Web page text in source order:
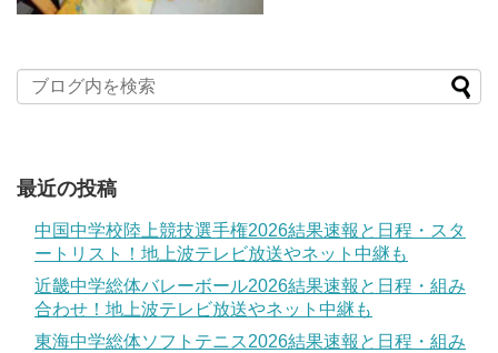
最近の投稿
中国中学校陸上競技選手権2026結果速報と日程・スタ
ートリスト！地上波テレビ放送やネット中継も
近畿中学総体バレーボール2026結果速報と日程・組み
合わせ！地上波テレビ放送やネット中継も
東海中学総体ソフトテニス2026結果速報と日程・組み